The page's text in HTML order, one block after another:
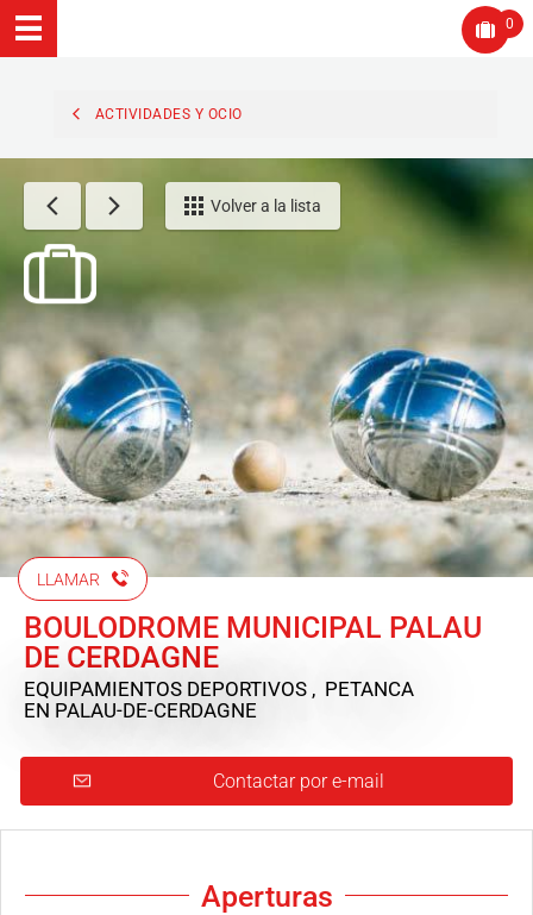
0
ACTIVIDADES Y OCIO
Volver a la lista
LLAMAR
BOULODROME MUNICIPAL PALAU
DE CERDAGNE
EQUIPAMIENTOS DEPORTIVOS , PETANCA
EN PALAU-DE-CERDAGNE
Contactar por e-mail
Aperturas